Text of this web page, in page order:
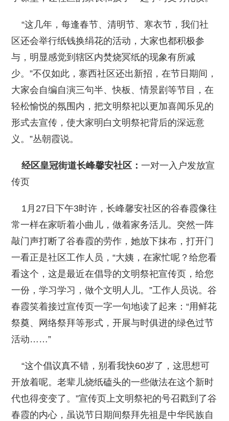
“这几年，每逢春节、清明节、寒衣节，我们社
区还会举行纸钱换绢花的活动，大家也都积极参
与，明显感觉到辖区内焚烧冥纸的现象有所减
少。”不仅如此，寨西社区还出新招，在节日期间，
大家会自编自演三句半、快板、情景剧等节目，在
轻松愉悦的氛围内，把文明祭祀以更加喜闻乐见的
形式去宣传，使大家明白文明祭祀背后的深远意
义。”丛朝霞说。
经区皇冠街道长峰馨安社区：一对一入户发放宣
传页
1月27日下午3时许，长峰馨安社区的谷春霞像往
常一样在家听着小曲儿，做着家务活儿。突然一阵
敲门声打断了谷春霞的劳作，她放下抹布，打开门
一看正是社区工作人员，“大姨，在家忙呢？给您看
看这个，这是最近在倡导的文明祭祀宣传页，给您
一份，学习学习，做个文明人儿。”工作人员说。谷
春霞笑着接过宣传页一字一句地读了起来：“用鲜花
祭奠、网络祭拜等形式，开展与时俱进的绿色过节
活动……”
“这个倡议真不错，别看我快60岁了，这思想可
开放着呢。老辈儿烧纸磕头的一些做法在这个新时
代也得变变了。”宣传页上文明祭祀的号召戳到了谷
春霞的内心，虽说节日期间祭拜先祖是中华民族自